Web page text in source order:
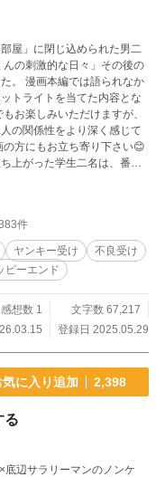
屋」に閉じ込められた男二
の刺激的な日々」その後の
なか
トライトを当てた内容とな
の関係性をより深く感じて
方にもお立ち寄り下さい😊
上がった学生二名は、番外
ョート漫画)に登場したおさ
件
ヤンキー受け
不良受け
ピーエンド
感想数 1
文字数 67,217
登録日 2025.05.29
気に入り追加 2,398
る
底辺サラリーマンのノンケ